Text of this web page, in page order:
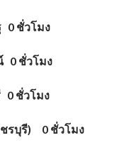
0 ชั่วโมง
0 ชั่วโมง
0 ชั่วโมง
รบุรี) 0 ชั่วโมง